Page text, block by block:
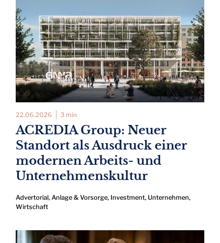
22.06.2026 3 min
ACREDIA Group: Neuer
Standort als Ausdruck einer
modernen Arbeits- und
Unternehmenskultur
Advertorial, Anlage & Vorsorge, Investment, Unternehmen,
Wirtschaft